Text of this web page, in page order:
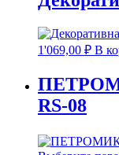
1'069,00 ₽ В
RS-08